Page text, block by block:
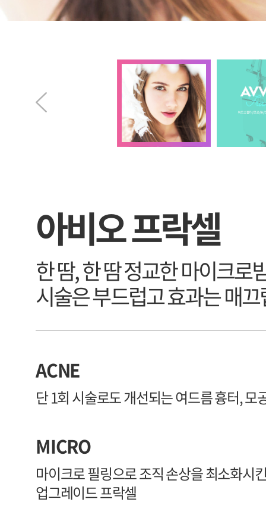
아비오 프락셀
한 땀, 한 땀 정교한 마이크로
시술은 부드럽고 효과는 매
ACNE
단 1회 시술로도 개선되는 여드름 흉터, 모
MICRO
마이크로 필링으로 조직 손상을 최소화시
업그레이드 프락셀